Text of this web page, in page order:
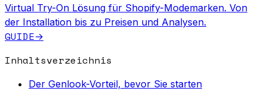
Virtual Try-On Lösung für Shopify-Modemarken. Von
der Installation bis zu Preisen und Analysen.
GUIDE→
Inhaltsverzeichnis
Der Genlook-Vorteil, bevor Sie starten